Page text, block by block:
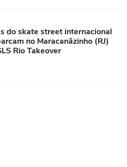
do skate street internacional
no Maracanãzinho (RJ)
Rio Takeover